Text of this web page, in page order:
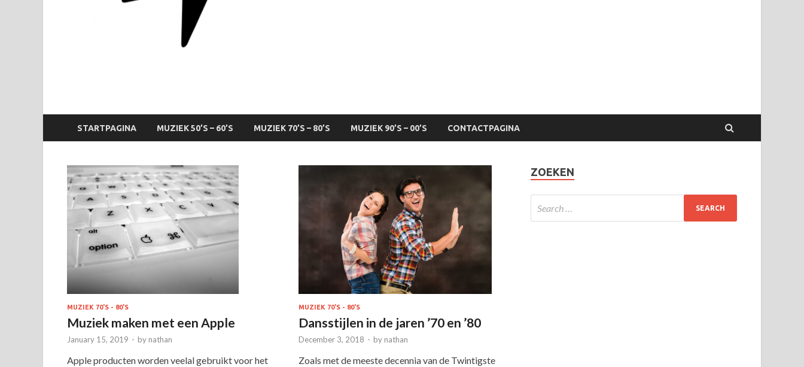
STARTPAGINA MUZIEK 50’S – 60’S MUZIEK 70’S – 80’S MUZIEK 90’S – 00’S CONTACTPAGINA
MUZIEK 70'S - 80'S
Muziek maken met een Apple
January 15, 2019 - by nathan
Apple producten worden veelal gebruikt voor het
MUZIEK 70'S - 80'S
Dansstijlen in de jaren ’70 en ’80
December 3, 2018 - by nathan
Zoals met de meeste decennia van de Twintigste
ZOEKEN